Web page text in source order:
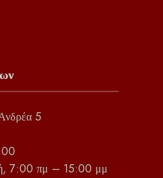
5
7:00 πμ – 15:00 μμ